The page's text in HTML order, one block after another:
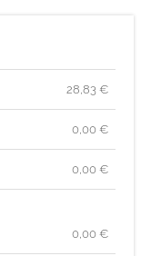
28,83 €
0,00 €
0,00 €
0,00 €